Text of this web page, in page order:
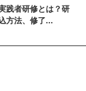
践者研修とは？研
方法、修了...